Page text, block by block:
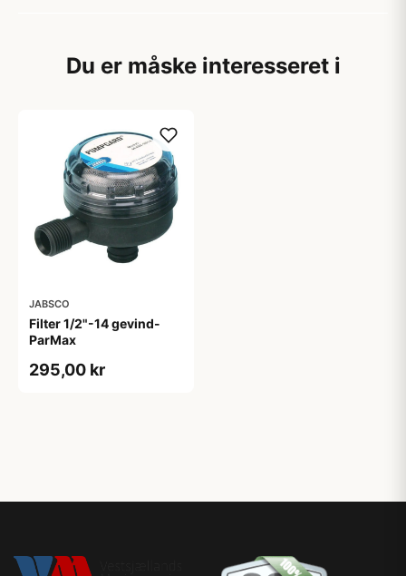
Du er måske interesseret i
JABSCO
Filter 1/2"-14 gevind-
ParMax
295,00 kr